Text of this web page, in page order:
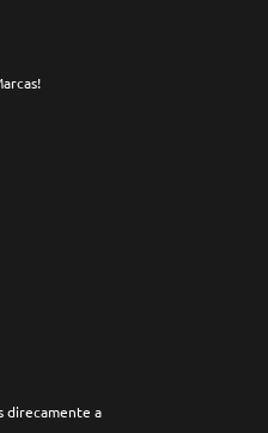
direcamente a